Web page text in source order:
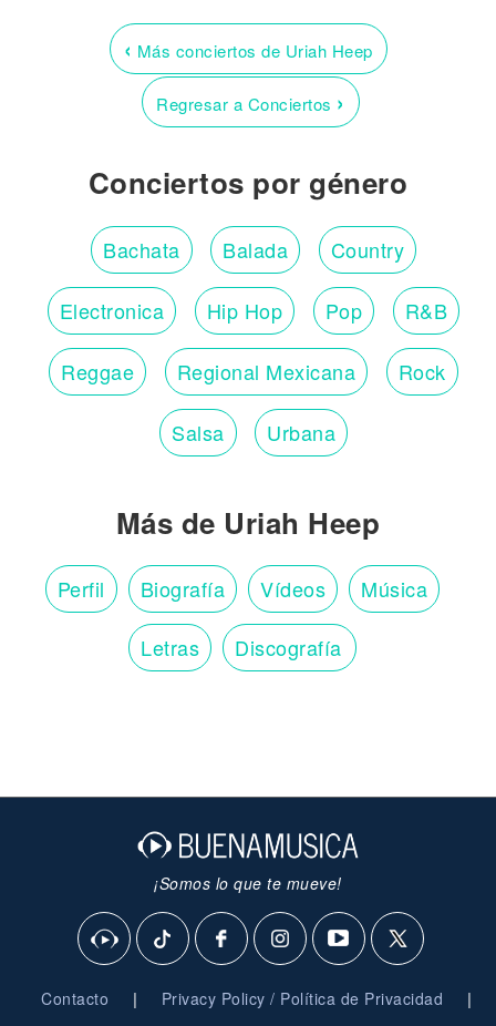
‹ Más conciertos de Uriah Heep
Regresar a Conciertos ›
Conciertos por género
Bachata Balada Country
Electronica Hip Hop Pop R&B
Reggae Regional Mexicana Rock
Salsa Urbana
Más de Uriah Heep
Perfil Biografía Vídeos Música
Letras Discografía
¡Somos lo que te mueve!
Contacto | Privacy Policy / Política de Privacidad |